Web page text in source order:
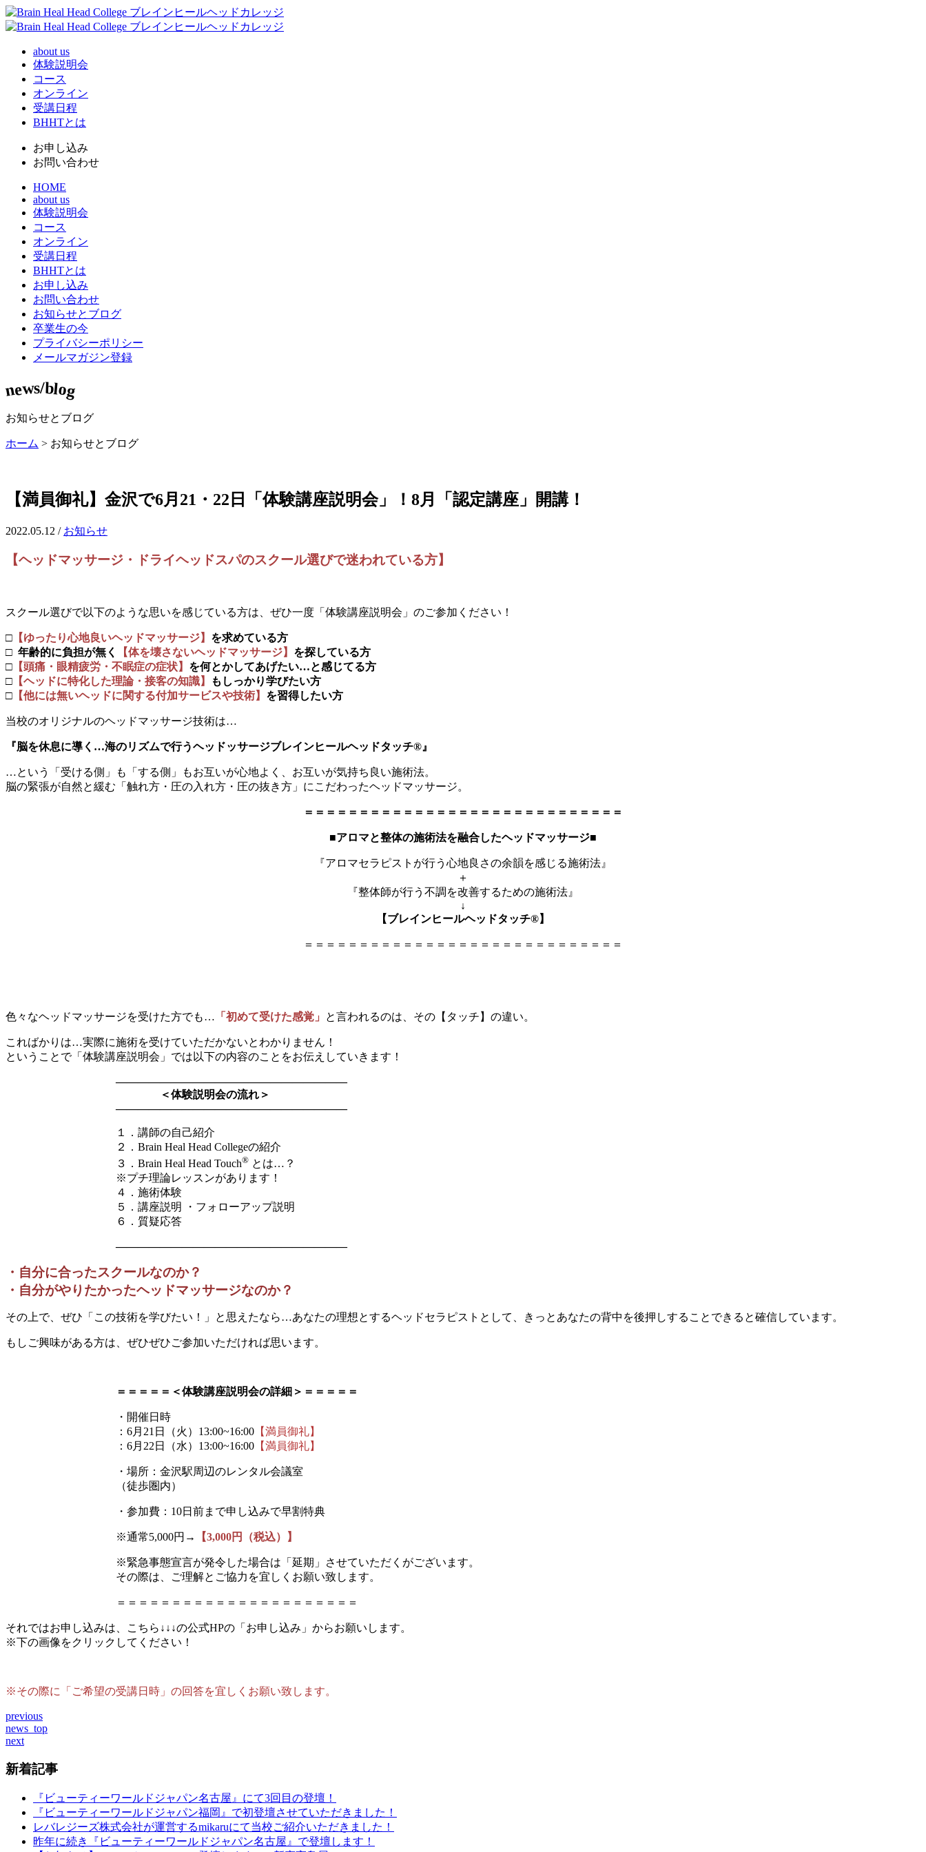
about us
体験説明会
コース
オンライン
受講日程
BHHTとは
お申し込み
お問い合わせ
HOME
about us
体験説明会
コース
オンライン
受講日程
BHHTとは
お申し込み
お問い合わせ
お知らせとブログ
卒業生の今
プライバシーポリシー
メールマガジン登録
news/blog
お知らせとブログ
ホーム > お知らせとブログ
【満員御礼】金沢で6月21・22日「体験講座説明会」！8月「認定講座」開講！
2022.05.12 / お知らせ
【ヘッドマッサージ・ドライヘッドスパのスクール選びで迷われている方】
スクール選びで以下のような思いを感じている方は、ぜひ一度「体験講座説明会」のご参加ください！
□ 【ゆったり心地良いヘッドマッサージ】 を求めている方
□ 年齢的に負担が無く 【体を壊さないヘッドマッサージ】 を探している方
□ 【頭痛・眼精疲労・不眠症の症状】 を何とかしてあげたい…と感じてる方
□ 【ヘッドに特化した理論・接客の知識】
もしっかり学びたい方
□ 【他には無いヘッドに関する付加サービスや技術】 を習得したい方
当校のオリジナルのヘッドマッサージ技術は…
『脳を休息に導く…海のリズムで行うヘッドッサージブレインヒールヘッドタッチ®』
…という「受ける側」も「する側」もお互いが心地よく、お互いが気持ち良い施術法。
脳の緊張が自然と緩む「触れ方・圧の入れ方・圧の抜き方」にこだわったヘッドマッサージ。
＝＝＝＝＝＝＝＝＝＝＝＝＝＝＝＝＝＝＝＝＝＝＝＝＝＝＝＝＝
■アロマと整体の施術法を融合したヘッドマッサージ■
『アロマセラピストが行う心地良さの余韻を感じる施術法』
＋
『整体師が行う不調を改善するための施術法』
↓
【ブレインヒールヘッドタッチ®】
＝＝＝＝＝＝＝＝＝＝＝＝＝＝＝＝＝＝＝＝＝＝＝＝＝＝＝＝＝
色々なヘッドマッサージを受けた方でも… 「初めて受けた感覚」 と言われるのは、その【タッチ】の違い。
こればかりは…実際に施術を受けていただかないとわかりません！
ということで「体験講座説明会」では以下の内容のことをお伝えしていきます！
—————————————————————
＜体験説明会の流れ＞
—————————————————————
１．講師の自己紹介
２．Brain Heal Head Collegeの紹介
３．Brain Heal Head Touch® とは…？
※プチ理論レッスンがあります！
４．施術体験
５．講座説明 ・フォローアップ説明
６．質疑応答
—————————————————————
・自分に合ったスクールなのか？
・自分がやりたかったヘッドマッサージなのか？
その上で、ぜひ「この技術を学びたい！」と思えたなら…あなたの理想とするヘッドセラピストとして、きっとあなたの背中を後押しすることできると確信しています。
もしご興味がある方は、ぜひぜひご参加いただければ思います。
＝＝＝＝＝＜体験講座説明会の詳細＞＝＝＝＝＝
・開催日時
：6月21日（火）13:00~16:00 【満員御礼】
：6月22日（水）13:00~16:00 【満員御礼】
・場所：金沢駅周辺のレンタル会議室
（徒歩圏内）
・参加費：10日前まで申し込みで早割特典
※通常5,000円→ 【3,000円（税込）】
※緊急事態宣言が発令した場合は「延期」させていただくがございます。
その際は、ご理解とご協力を宜しくお願い致します。
＝＝＝＝＝＝＝＝＝＝＝＝＝＝＝＝＝＝＝＝＝＝
それではお申し込みは、こちら↓↓↓の公式HPの「お申し込み」からお願いします。
※下の画像をクリックしてください！
※その際に「ご希望の受講日時」の回答を宜しくお願い致します。
previous
news_top
next
新着記事
『ビューティーワールドジャパン名古屋』にて3回目の登壇！
『ビューティーワールドジャパン福岡』で初登壇させていただきました！
レバレジーズ株式会社が運営するmikaruにて当校ご紹介いただきました！
昨年に続き『ビューティーワールドジャパン名古屋』で登壇します！